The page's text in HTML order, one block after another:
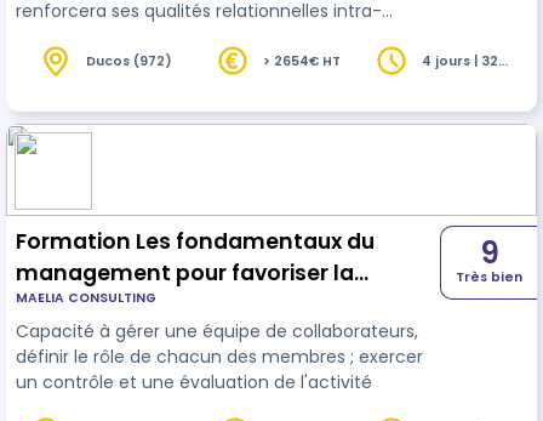
renforcera ses qualités relationnelles intra-
permettra de gérer au mieux, les priorités
équipe et optimiser la performance individuelle
et collective. Ce programme se compose d'une
Ducos (972) > 2654€ HT
4 jours | 32
Formation Les fondamentaux du
management pour favoriser la
cohésion d'équipe
MAELIA CONSULTING
Capacité à gérer une équipe de collaborateurs,
définir le rôle de chacun des membres ; exercer
un contrôle et une évaluation de l'activité
9
Très bien